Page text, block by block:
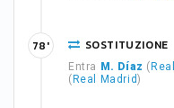
SOSTITUZIONE
Entra M. Díaz (
( Real Madrid)
78'